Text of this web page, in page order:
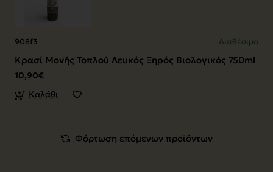
908f3 Διαθέσιμο
Κρασί Μονής Τοπλού Λευκός Ξηρός Βιολογικός 750ml
10,90€
Καλάθι
Φόρτωση επόμενων προϊόντων